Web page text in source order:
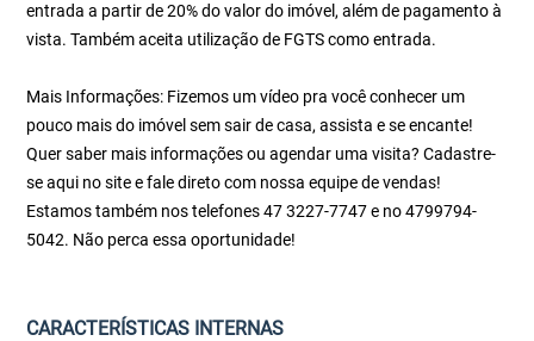
entrada a partir de 20% do valor do imóvel, além de pagamento à
vista. Também aceita utilização de FGTS como entrada.
Mais Informações: Fizemos um vídeo pra você conhecer um
pouco mais do imóvel sem sair de casa, assista e se encante!
Quer saber mais informações ou agendar uma visita? Cadastre-
se aqui no site e fale direto com nossa equipe de vendas!
Estamos também nos telefones 47 3227-7747 e no 4799794-
5042. Não perca essa oportunidade!
CARACTERÍSTICAS INTERNAS